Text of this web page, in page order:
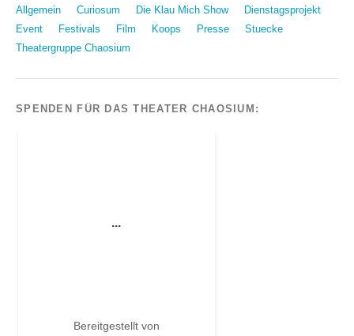
Allgemein Curiosum Die Klau Mich Show
Dienstagsprojekt
Event
Festivals Film Koops Presse
Stuecke
Theatergruppe Chaosium
SPENDEN FÜR DAS THEATER CHAOSIUM: